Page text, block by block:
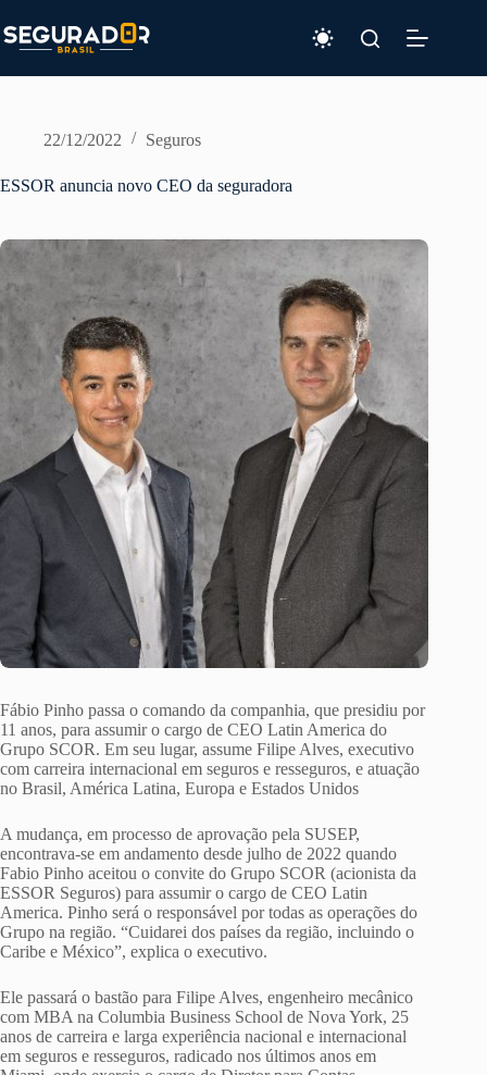
para
o
22/12/2022 Seguros
ESSOR anuncia novo CEO da seguradora
Fábio Pinho passa o comando da companhia, que presidiu por
11 anos, para assumir o cargo de CEO Latin America do
Grupo SCOR. Em seu lugar, assume Filipe Alves, executivo
com carreira internacional em seguros e resseguros, e atuação
no Brasil, América Latina, Europa e Estados Unidos
A mudança, em processo de aprovação pela SUSEP,
encontrava-se em andamento desde julho de 2022 quando
Fabio Pinho aceitou o convite do Grupo SCOR (acionista da
ESSOR Seguros) para assumir o cargo de CEO Latin
America. Pinho será o responsável por todas as operações do
Grupo na região. “Cuidarei dos países da região, incluindo o
Caribe e México”, explica o executivo.
Ele passará o bastão para Filipe Alves, engenheiro mecânico
com MBA na Columbia Business School de Nova York, 25
anos de carreira e larga experiência nacional e internacional
em seguros e resseguros, radicado nos últimos anos em